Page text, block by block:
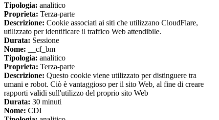
Tipologia: analitico
Proprieta: Terza-parte
Descrizione: Cookie associati ai siti che utilizzano CloudFlare,
utilizzato per identificare il traffico Web attendibile.
Durata: Sessione
Nome: __cf_bm
Tipologia: analitico
Proprieta: Terza-parte
Descrizione: Questo cookie viene utilizzato per distinguere tra
umani e robot. Ciò è vantaggioso per il sito Web, al fine di creare
rapporti validi sull'utilizzo del proprio sito Web
Durata: 30 minuti
Nome: CDI